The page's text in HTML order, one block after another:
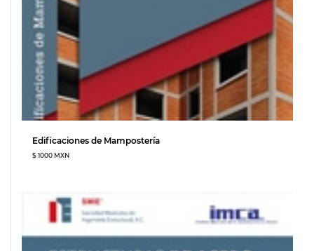
Edificaciones de Mampostería
$ 1000 MXN